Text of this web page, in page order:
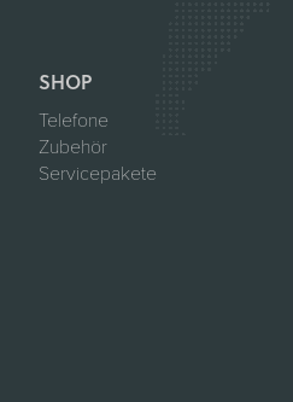
SHOP
Telefone
Zubehör
Servicepakete